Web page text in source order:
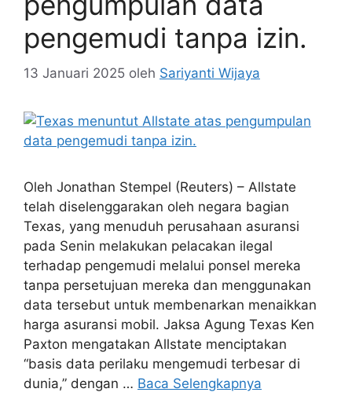
pengemudi tanpa izin.
13 Januari 2025 oleh Sariyanti Wijaya
Oleh Jonathan Stempel (Reuters) – Allstate
telah diselenggarakan oleh negara bagian
Texas, yang menuduh perusahaan asuransi
pada Senin melakukan pelacakan ilegal
terhadap pengemudi melalui ponsel mereka
tanpa persetujuan mereka dan menggunakan
data tersebut untuk membenarkan menaikkan
harga asuransi mobil. Jaksa Agung Texas Ken
Paxton mengatakan Allstate menciptakan
“basis data perilaku mengemudi terbesar di
dunia,” dengan … Baca Selengkapnya